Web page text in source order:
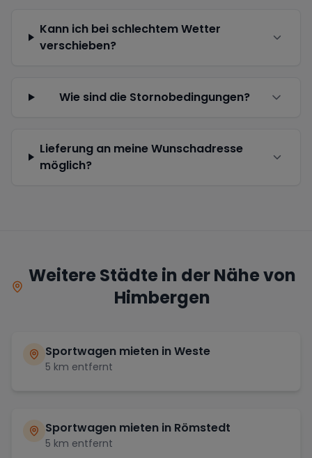
Kann ich bei schlechtem Wetter
verschieben?
Wie sind die Stornobedingungen?
Lieferung an meine Wunschadresse
möglich?
Weitere Städte in der Nähe von
Himbergen
Sportwagen mieten inWeste
5 km entfernt
Sportwagen mieten in Römstedt
5 km entfernt